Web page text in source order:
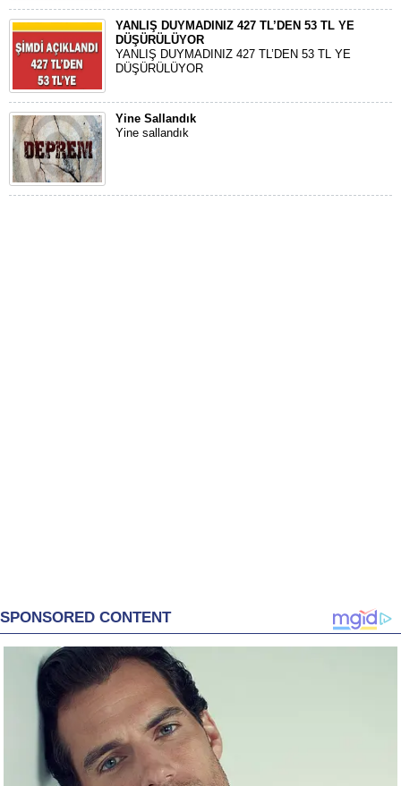
YANLIŞ DUYMADINIZ 427 TL’DEN 53 TL YE
DÜŞÜRÜLÜYOR
YANLIŞ DUYMADINIZ 427 TL’DEN 53 TL YE
DÜŞÜRÜLÜYOR
Yine Sallandık
Yine sallandık